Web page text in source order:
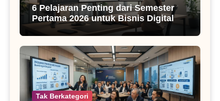
6 Pelajaran Penting dari Semester
Pertama 2026 untuk Bisnis Digital
Tak Berkategori